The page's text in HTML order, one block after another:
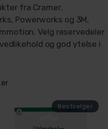
fra Cramer,
Powerworks og 3M,
Velg reservedeler
og god ytelse i